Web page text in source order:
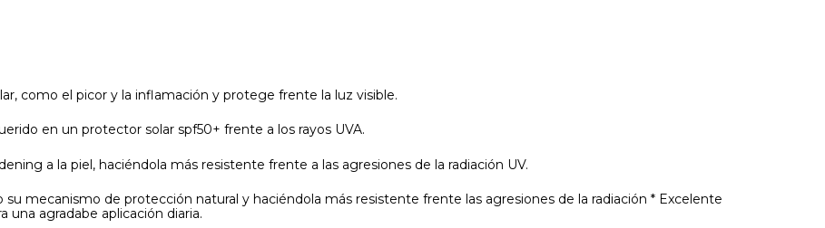
como el picor y la inflamación y protege frente la luz visible.
en un protector solar spf50+ frente a los rayos UVA.
a la piel, haciéndola más resistente frente a las agresiones de la radiación UV.
mecanismo de protección natural y haciéndola más resistente frente las agresiones de la radiación * Excelente
una agradabe aplicación diaria.